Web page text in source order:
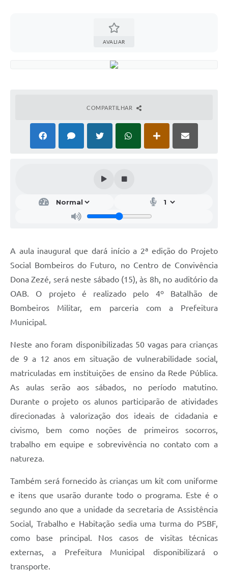
AVALIAR
COMPARTILHAR
A aula inaugural que dará início a 2ª edição do Projeto
Social Bombeiros do Futuro, no Centro de Convivência
Dona Zezé, será neste sábado (15), às 8h, no auditório da
OAB. O projeto é realizado pelo 4º Batalhão de
Bombeiros Militar, em parceria com a Prefeitura
Municipal.
Neste ano foram disponibilizadas 50 vagas para crianças
de 9 a 12 anos em situação de vulnerabilidade social,
matriculadas em instituições de ensino da Rede Pública.
As aulas serão aos sábados, no período matutino.
Durante o projeto os alunos participarão de atividades
direcionadas à valorização dos ideais de cidadania e
civismo, bem como noções de primeiros socorros,
trabalho em equipe e sobrevivência no contato com a
natureza.
Também será fornecido às crianças um kit com uniforme
e itens que usarão durante todo o programa. Este é o
segundo ano que a unidade da secretaria de Assistência
Social, Trabalho e Habitação sedia uma turma do PSBF,
como base principal. Nos casos de visitas técnicas
externas, a Prefeitura Municipal disponibilizará o
transporte.